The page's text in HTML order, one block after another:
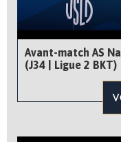
Avant-match AS
(J34 | Ligue 2 BKT)